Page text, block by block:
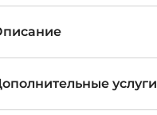
услуги